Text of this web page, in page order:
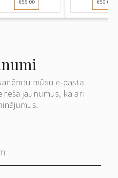
Pirmā pasaules
kara laika
Vācijas
laikā
Rīgas (Ober
Ost periods)
€55.00
vēstule
€50.00
mūsu e-pasta
jaunumus, kā arī